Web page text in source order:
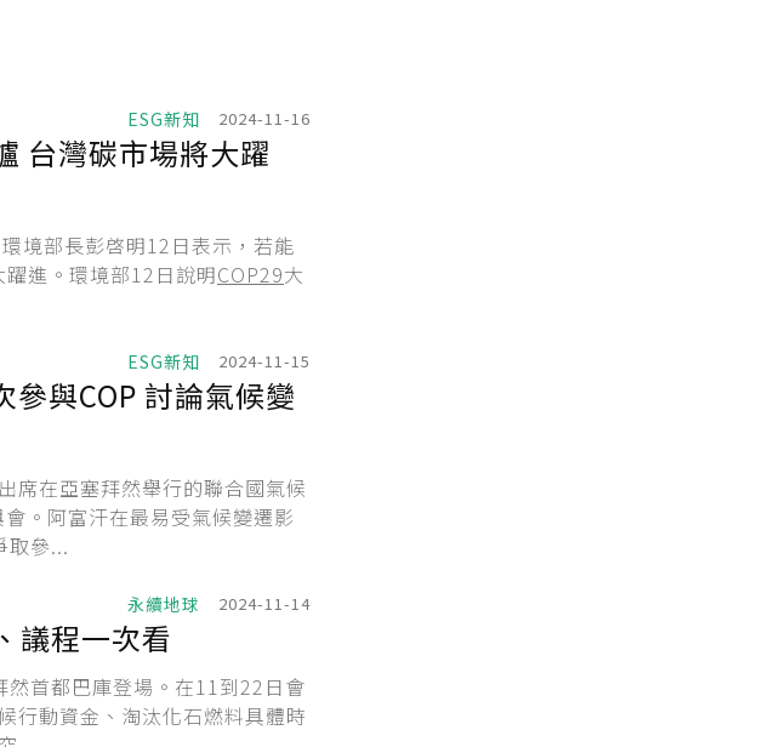
ESG新知 2024-11-16
台灣碳市場將大躍
境部長彭啓明12日表示，若能
進。環境部12日說明COP29大
ESG新知 2024-11-15
與COP 討論氣候變
席在亞塞拜然舉行的聯合國氣候
。阿富汗在最易受氣候變遷影
取參...
永續地球 2024-11-14
議程一次看
然首都巴庫登場。在11到22日會
行動資金、淘汰化石燃料具體時